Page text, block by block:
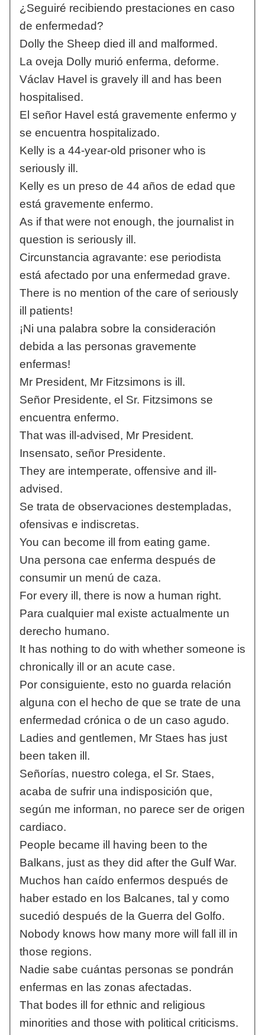
¿Seguiré recibiendo prestaciones en caso
de enfermedad?
Dolly the Sheep died ill and malformed.
La oveja Dolly murió enferma, deforme.
Václav Havel is gravely ill and has been
hospitalised.
El señor Havel está gravemente enfermo y
se encuentra hospitalizado.
Kelly is a 44-year-old prisoner who is
seriously ill.
Kelly es un preso de 44 años de edad que
está gravemente enfermo.
As if that were not enough, the journalist in
question is seriously ill.
Circunstancia agravante: ese periodista
está afectado por una enfermedad grave.
There is no mention of the care of seriously
ill patients!
¡Ni una palabra sobre la consideración
debida a las personas gravemente
enfermas!
Mr President, Mr Fitzsimons is ill.
Señor Presidente, el Sr. Fitzsimons se
encuentra enfermo.
That was ill-advised, Mr President.
Insensato, señor Presidente.
They are intemperate, offensive and ill-
advised.
Se trata de observaciones destempladas,
ofensivas e indiscretas.
You can become ill from eating game.
Una persona cae enferma después de
consumir un menú de caza.
For every ill, there is now a human right.
Para cualquier mal existe actualmente un
derecho humano.
It has nothing to do with whether someone is
chronically ill or an acute case.
Por consiguiente, esto no guarda relación
alguna con el hecho de que se trate de una
enfermedad crónica o de un caso agudo.
Ladies and gentlemen, Mr Staes has just
been taken ill.
Señorías, nuestro colega, el Sr. Staes,
acaba de sufrir una indisposición que,
según me informan, no parece ser de origen
cardiaco.
People became ill having been to the
Balkans, just as they did after the Gulf War.
Muchos han caído enfermos después de
haber estado en los Balcanes, tal y como
sucedió después de la Guerra del Golfo.
Nobody knows how many more will fall ill in
those regions.
Nadie sabe cuántas personas se pondrán
enfermas en las zonas afectadas.
That bodes ill for ethnic and religious
minorities and those with political criticisms.